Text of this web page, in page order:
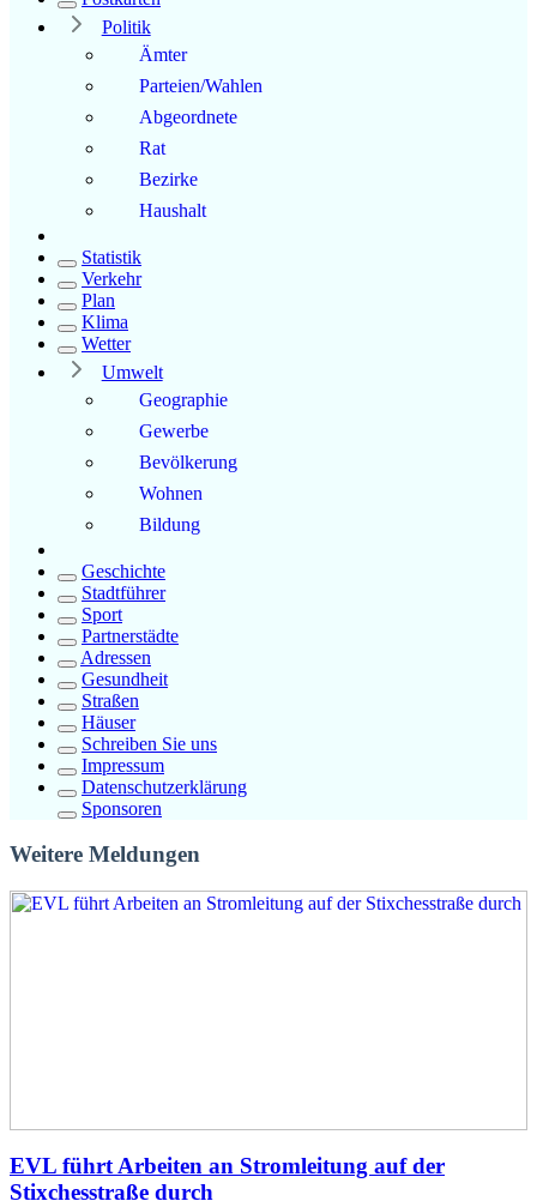
Politik
Ämter
Parteien/Wahlen
Abgeordnete
Rat
Bezirke
Haushalt
Statistik
Verkehr
Plan
Klima
Wetter
Umwelt
Geographie
Gewerbe
Bevölkerung
Wohnen
Bildung
Geschichte
Stadtführer
Sport
Partnerstädte
Adressen
Gesundheit
Straßen
Häuser
Schreiben Sie uns
Impressum
Datenschutzerklärung
Sponsoren
Weitere Meldungen
EVL führt Arbeiten an Stromleitung auf der
Stixchesstraße durch